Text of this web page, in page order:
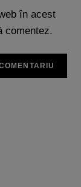
în acest
comentez.